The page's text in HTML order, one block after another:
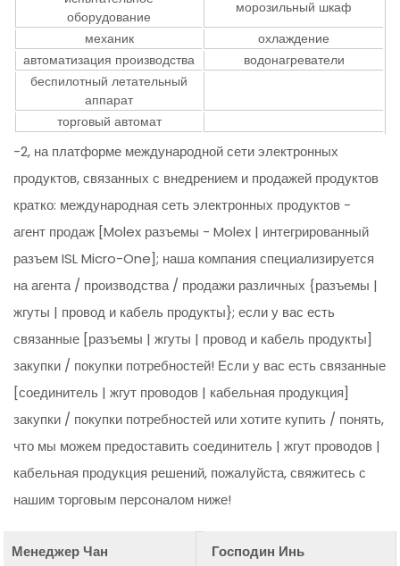
оборудование
морозильный шкаф
механик
охлаждение
автоматизация производства
водонагреватели
беспилотный летательный
аппарат
торговый автомат
-2, на платформе международной сети электронных
продуктов, связанных с внедрением и продажей продуктов
кратко: международная сеть электронных продуктов -
агент продаж [Molex разъемы - Molex | интегрированный
разъем ISL Micro-One]; наша компания специализируется
на агента / производства / продажи различных {разъемы |
жгуты | провод и кабель продукты}; если у вас есть
связанные [разъемы | жгуты | провод и кабель продукты]
закупки / покупки потребностей! Если у вас есть связанные
[соединитель | жгут проводов | кабельная продукция]
закупки / покупки потребностей или хотите купить / понять,
что мы можем предоставить соединитель | жгут проводов |
кабельная продукция решений, пожалуйста, свяжитесь с
нашим торговым персоналом ниже!
Менеджер Чан
Господин Инь